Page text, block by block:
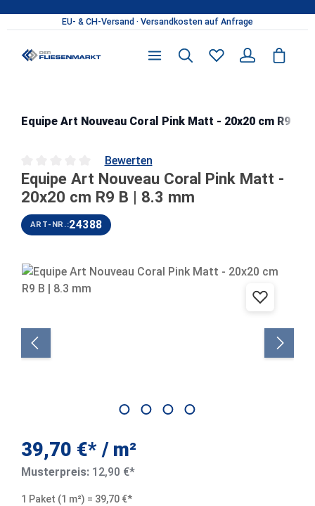
Zum Hauptinhalt springen
Equipe Art Nouveau Coral Pink Matt - 20x20 cm R9 B |
Durchschnittliche Bewertung von 0 von 5 Sternen
Bewerten
Equipe Art Nouveau Coral Pink Matt -
20x20 cm R9 B | 8.3 mm
ART-NR.:24388
Bildergalerie überspringen
39,70 €* / m²
Musterpreis: 12,90 €*
1 Paket (1 m²) = 39,70 €*